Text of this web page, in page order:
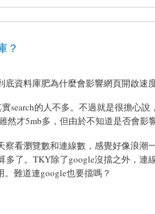
？
底資料庫肥為什麼會影響網頁開啟
實search的人不多。不過就是很擔心
然才5mb多，但由於不知道是否會
察看瀏覽數和連線數，感覺好像浪潮
多了。TKY除了google沒擋之外，
。難道連google也要擋嗎？